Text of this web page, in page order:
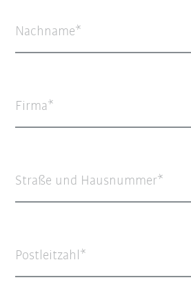
Nachname
Firma
Straße und Hausnummer
Postleitzahl